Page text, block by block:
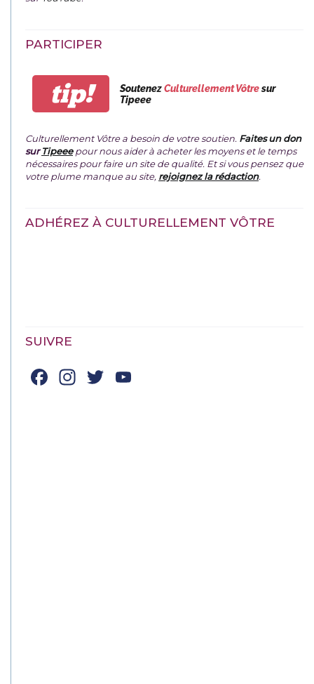
PARTICIPER
tip! SoutenezCulturellement Vôtresur
Tipeee
Culturellement Vôtre a besoin de votre soutien. Faites un don
surTipeeepour nous aider à acheter les moyens et le temps
nécessaires pour faire un site de qualité. Et si vous pensez que
votre plume manque au site, rejoignez la rédaction.
ADHÉREZ À CULTURELLEMENT VÔTRE
SUIVRE
Facebook
Instagram
Twitter